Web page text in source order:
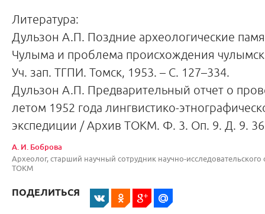
Литература:
Дульзон А.П. Поздние археологические
Чулыма и проблема происхождения
Уч. зап. ТГПИ. Томск, 1953. – С. 127–334.
Дульзон А.П. Предварительный отчет о
летом 1952 года лингвистико-
экспедиции / Архив ТОКМ. Ф. 3. Оп. 9. Д. 9.
А. И. Боброва
Археолог, старший научный сотрудник научно-исследовательского
ТОКМ
ПОДЕЛИТЬСЯ